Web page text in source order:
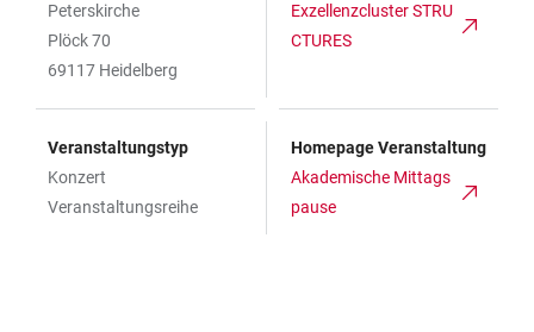
Peterskirche
Plöck 70
69117 Heidelberg
Exzellenzcluster STRU
CTURES
Veranstaltungstyp
Konzert
Veranstaltungsreihe
Homepage Veranstaltung
Akademische Mittags
pause